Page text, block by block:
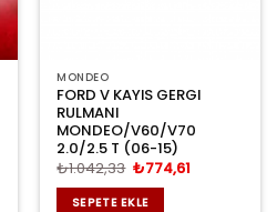
MONDEO
FORD V KAYIS GERGI
RULMANI
MONDEO/V60/V70
2.0/2.5 T (06-15)
₺1.042,33 Orijinal
₺1.042,33.
₺774,61
SEPETE EKLE